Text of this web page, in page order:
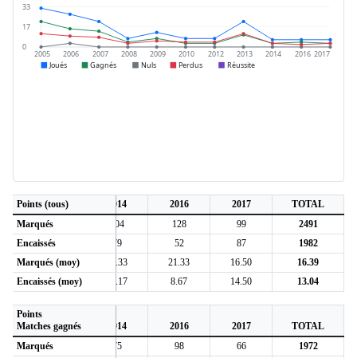
33
17
0
2005 2006 2007 2008 2009 2010 2012 2013 2014 2016 2017
Joués
Gagnés Nuls Perdus Réussite
Points (tous)
2013 2014 2016 2017
TOTAL
Marqués293 104 128 99
2491
Encaissés
305 79 52 87
1982
Marqués (moy)
13.95 17.33 21.33 16.50
16.39
Encaissés (moy)
14.52 13.17 8.67 14.50 13.04
Points
Matches gagnés
2013 2014 2016 2017
TOTAL
Marqués244 75 98 66
1972